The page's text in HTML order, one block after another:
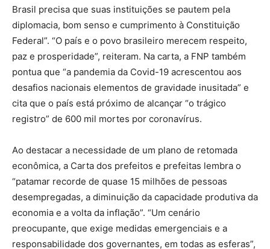
Brasil precisa que suas instituições se pautem pela
diplomacia, bom senso e cumprimento à Constituição
Federal”. “O país e o povo brasileiro merecem respeito,
paz e prosperidade”, reiteram. Na carta, a FNP também
pontua que “a pandemia da Covid-19 acrescentou aos
desafios nacionais elementos de gravidade inusitada” e
cita que o país está próximo de alcançar “o trágico
registro” de 600 mil mortes por coronavírus.
Ao destacar a necessidade de um plano de retomada
econômica, a Carta dos prefeitos e prefeitas lembra o
“patamar recorde de quase 15 milhões de pessoas
desempregadas, a diminuição da capacidade produtiva da
economia e a volta da inflação”. “Um cenário
preocupante, que exige medidas emergenciais e a
responsabilidade dos governantes, em todas as esferas”,